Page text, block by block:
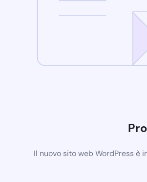
Il nuovo sito web WordPress è